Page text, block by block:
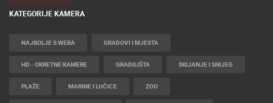
KATEGORIJE KAMERA
NAJBOLJE S WEBA GRADOVI I MJESTA
HD - OKRETNE KAMERE GRADILIŠTA SKIJANJE I SNIJEG
PLAŽE MARINE I LUČICE ZOO